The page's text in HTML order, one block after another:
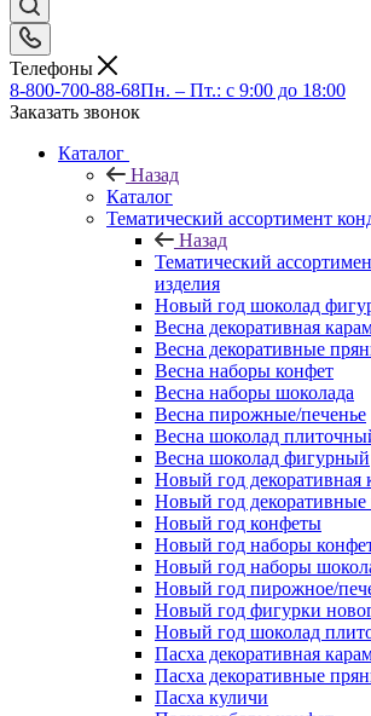
Телефоны
8-800-700-88-68Пн. – Пт.: с 9:00 до 18:00
Заказать звонок
Каталог
Назад
Каталог
Тематический ассортимент
Назад
Тематический
изделия
Новый год шоколад
Весна декоративная
Весна декоративные
Весна наборы конфет
Весна наборы шоколада
Весна пирожные/печенье
Весна шоколад
Весна шоколад фигурный
Новый год декоративная
Новый год декоративные
Новый год конфеты
Новый год наборы
Новый год наборы
Новый год пирожное/
Новый год фигурки
Новый год шоколад
Пасха декоративная
Пасха декоративные
Пасха куличи